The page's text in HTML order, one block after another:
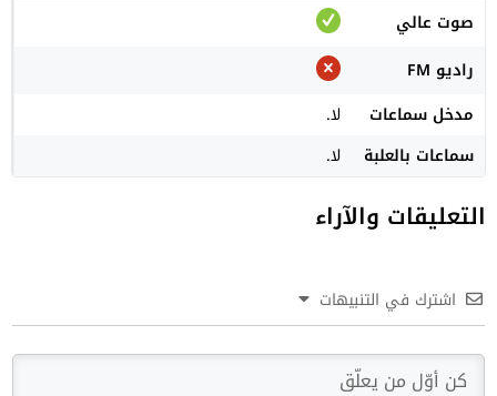
صوت عالي
راديو FM
مدخل سماعات
لا.
سماعات بالعلبة
لا.
التعليقات والآراء
اشترك في التنبيهات